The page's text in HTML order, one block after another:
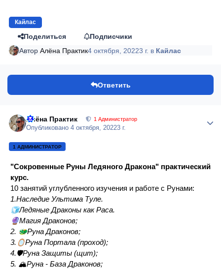
Кайлас
Поделиться
Подписчики
АвторАлёна Практик4 октября, 20223 г. в Кайлас
Ответить
Алёна Практик 1 Администратор
Опубликовано4 октября, 20223 г.
1 АДМИНИСТРАТОР
"Сокровенные Руны Ледяного Дракона" практический
курс.
10 занятий углубленного изучения и работе с Рунами:
1.Наследие Ультима Туле.
🧊Ледяные Драконы как Раса.
🔮Магия Драконов;
2. 🐲Руна Драконов;
3. 🪞Руна Портала (проход);
4.🛡Руна Защиты (щит);
5. 🏔Руна - База Драконов;